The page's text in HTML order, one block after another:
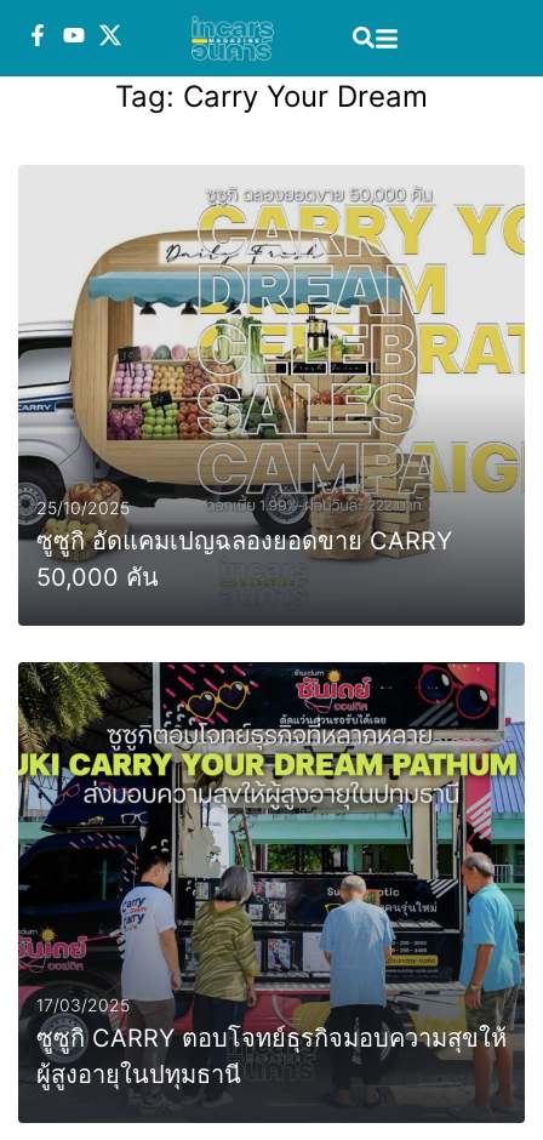
Tag: Carry Your Dream
25/10/2025
ซูซูกิ อัดแคมเปญฉลองยอดขาย CARRY
50,000 คัน
MORE 0
17/03/2025
ซูซูกิ CARRY ตอบโจทย์ธุรกิจมอบความสุขให้
ผู้สูงอายุในปทุมธานี